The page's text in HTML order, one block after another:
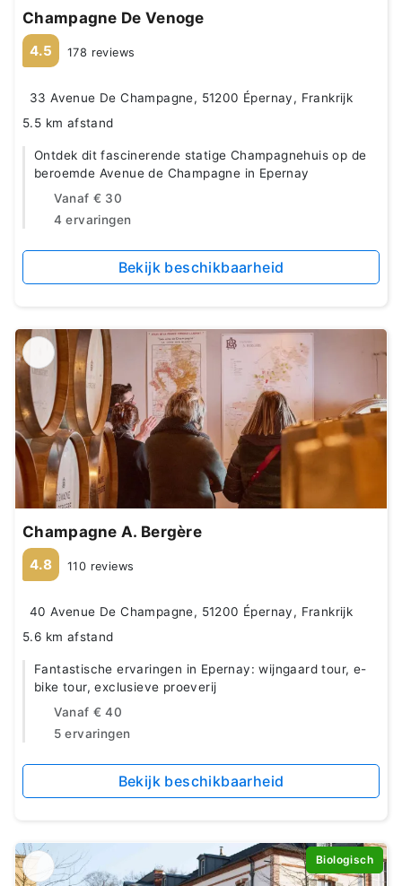
Champagne De Venoge
4.5 178 reviews
33 Avenue De Champagne, 51200 Épernay, Frankrijk
5.5 km afstand
Ontdek dit fascinerende statige Champagnehuis op de
beroemde Avenue de Champagne in Epernay
Vanaf € 30
4 ervaringen
Bekijk beschikbaarheid
Champagne A. Bergère
4.8 110 reviews
40 Avenue De Champagne, 51200 Épernay, Frankrijk
5.6 km afstand
Fantastische ervaringen in Epernay: wijngaard tour, e-
bike tour, exclusieve proeverij
Vanaf € 40
5 ervaringen
Bekijk beschikbaarheid
Biologisch